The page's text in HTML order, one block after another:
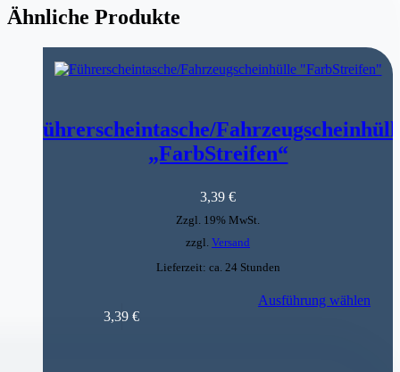
Ähnliche Produkte
Führerscheintasche/
„FarbStreifen“
3,39 €
Zzgl. 19% MwSt.
zzgl. Versand
Lieferzeit: ca. 24 Stunden
3,39 €
Ausführung wählen